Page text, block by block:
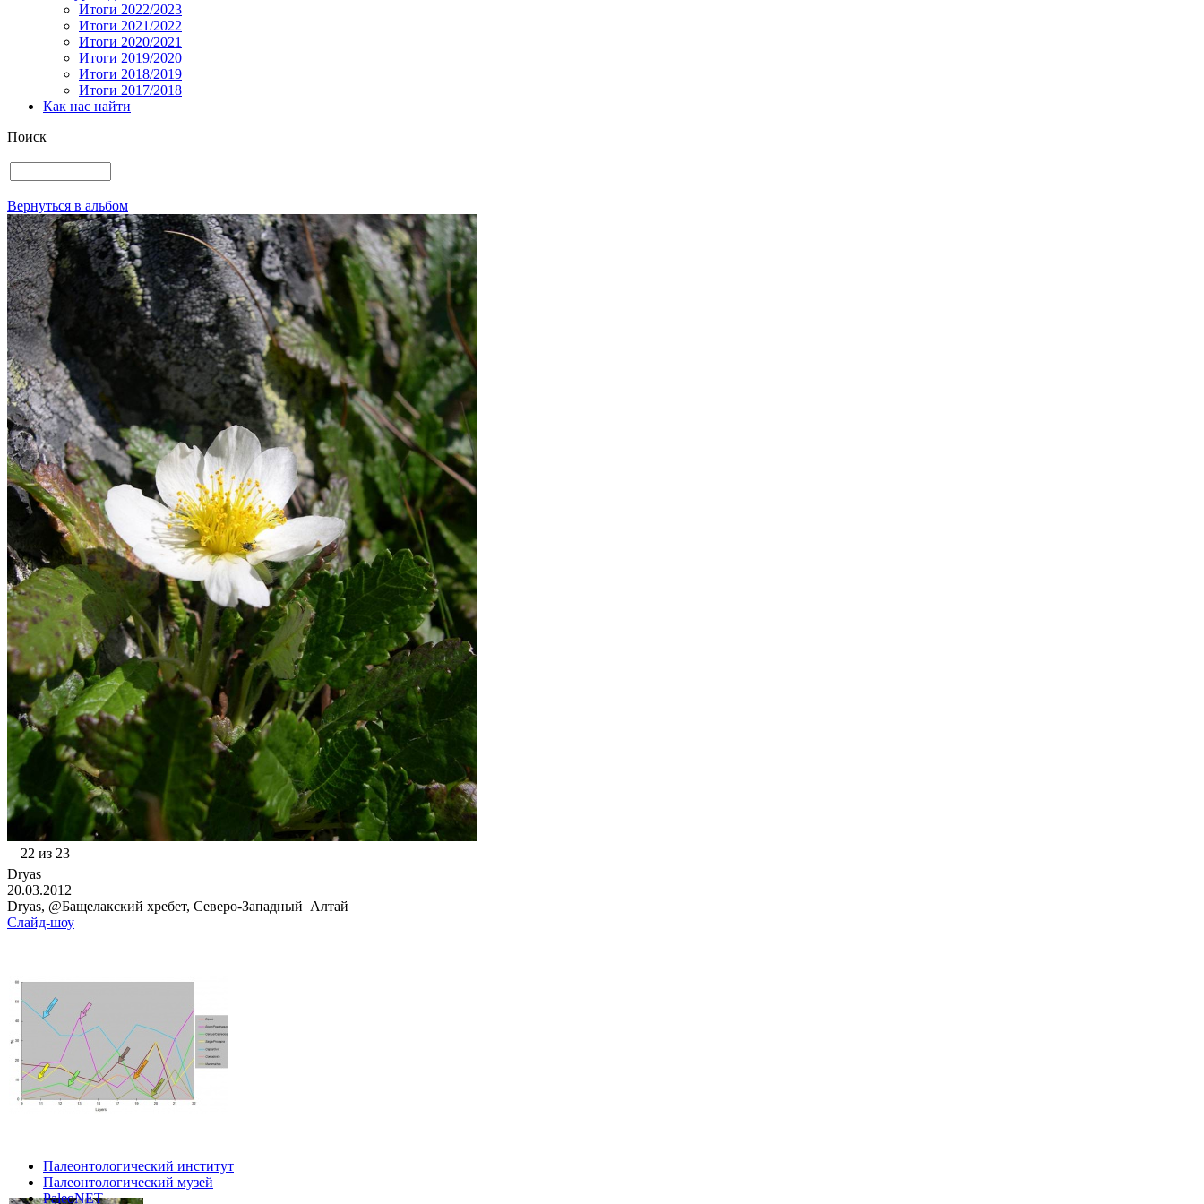
Итоги 2022/2023
Итоги 2021/2022
Итоги 2020/2021
Итоги 2019/2020
Итоги 2018/2019
Итоги 2017/2018
Как нас найти
Поиск
Вернуться в альбом
22 из 23
Dryas
20.03.2012
Dryas, @Бащелакский хребет, Северо-Западный Алтай
Слайд-шоу
Палеонтологический институт
Палеонтологический музей
PaleoNET